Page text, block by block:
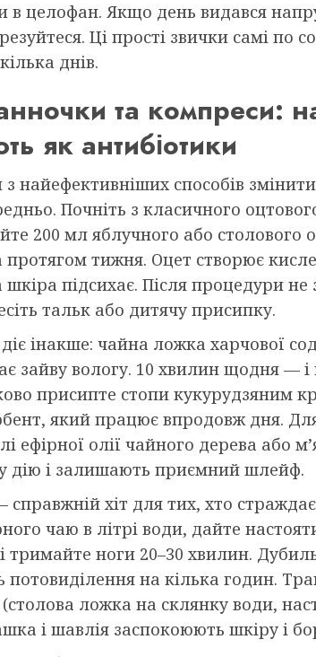
в целофан. Якщо день видався
Ці прості звички самі по
днів.
та компреси:
як антибіотики
найефективніших способів
Почніть з класичного
200 мл яблучного або столового
тижня. Оцет створює
шкіра підсихає. Після процедури
тальк або дитячу присипку.
інакше: чайна ложка харчової
зайву вологу. 10 хвилин щодня —
присипте стопи кукурудзяним
який працює впродовж дня.
ефірної олії чайного дерева або
дію і залишають приємний шлейф.
хіт для тих, хто страждає
чаю в літрі води, дайте
ноги 20–30 хвилин.
на кілька годин.
ложка на склянку води,
і шавлія заспокоюють шкіру і